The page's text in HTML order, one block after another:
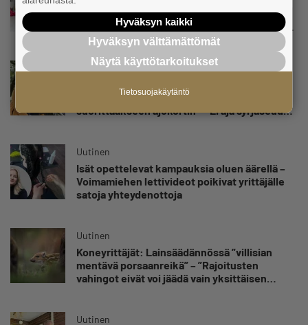
syömishäiriöstä selvinnyt Mira Rinne: ”Kun
olen katsonut useasti kuolemaa silmiin, olen
oppinut kestämään myös yrittäjyyteen
Uutinen
matkustamaan yli 300 kilometriä
suorittaakseen ajokortin – ”Ei aja syrjäseudun
Uutinen
Isät opettelevat kampauksia oluen äärellä –
Voimamiehen lettivideot poikivat yrittäjälle
satoja yhteydenottoja
Uutinen
Koneyrittäjät: Lainsäädännössä ”villisian
mentävä porsaanreikä” – ”Rajoitusten
vahingot eivät voi jäädä vain yksittäisen
Uutinen
Hyväksyn kaikki
Hyväksyn välttämättömät
Näytä käyttötarkoitukset
Tietosuojakäytäntö